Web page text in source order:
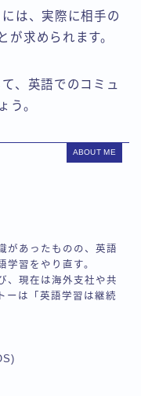
は、実際に相手の
が求められます。
、英語でのコミュ
う。
ABOUT ME
があったものの、英語
習をやり直す。
、現在は海外支社や共
ーは「英語学習は継続